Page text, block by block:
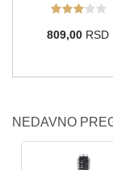
809,00RSD
NEDAVNO